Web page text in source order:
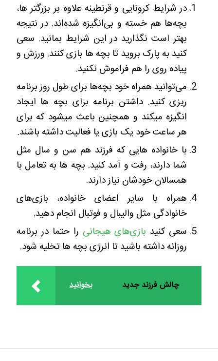
در شرایط کرونایی و قرنطینه علاوه بر بزرگتر ها،
بچه‌ها هم خسته و بی‌انگیزه شده‌اند. در نتیجه
بهتر است نگذارید در این شرایط بمانید. سعی
کنید به پارک بروید تا بچه ها بازی کنند. ورزش و
پیاده روی را هم فراموش نکنید.
می‌توانید همراه خود بچه‌ها برای طول روز برنامه
ریزی کنید. داشتن برنامه برای بچه ها ایجاد
انگیزه میکند و همچنین باعث میشود که برای
هر ساعت خود یک بازی یا فعالیت داشته باشند.
با خانواده هایی که فرزند هم سن و سال مثل
شما دارند، رفت و آمد کنید. بچه ها به تعامل با
همسالان خودشان نیاز دارند.
همراه با سایر اعضای خانواده، بازی‌های
خانوادگی مثل والیبال و فوتبال انجام دهید.
سعی کنید بازی‌های هیجانی را حتما در برنامه
روزانه داشته باشید تا انرژی بچه ها تخلیه شود.
بخوانید چالش فرزند جدید